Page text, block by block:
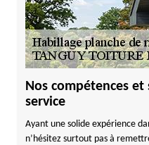
Nos compétences
service
Ayant une solide expérience
n’hésitez surtout pas à